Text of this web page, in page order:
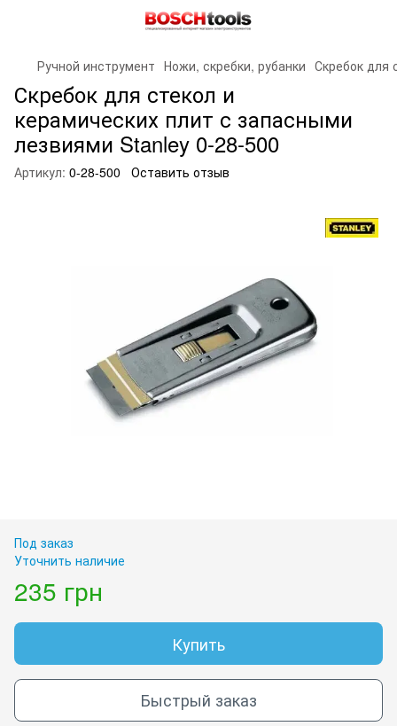
Ручной инструмент Ножи, скребки, рубанки Скребок для
Скребок для стекол и
керамических плит с запасными
лезвиями Stanley 0-28-500
Артикул: 0-28-500 Оставить отзыв
Под заказ
Уточнить наличие
235 грн
Купить
Быстрый заказ